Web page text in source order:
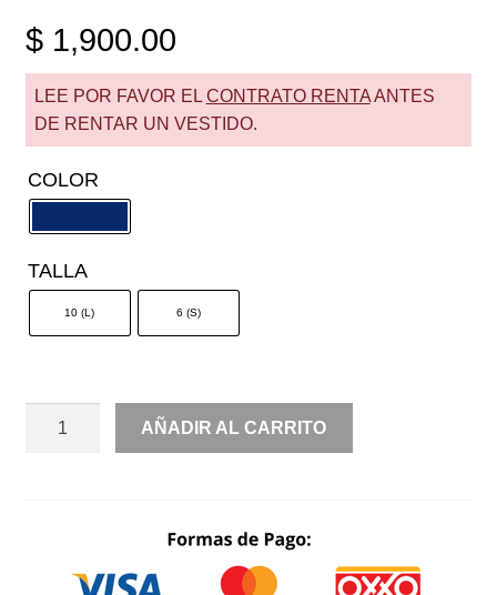
$1,900.00
LEE POR FAVOR EL CONTRATO RENTAANTES
DE RENTAR UN VESTIDO.
COLOR
TALLA
10 (L) 6 (S)
RENTA
CIRCULAR
HOMBROS
AÑADIR AL CARRITO